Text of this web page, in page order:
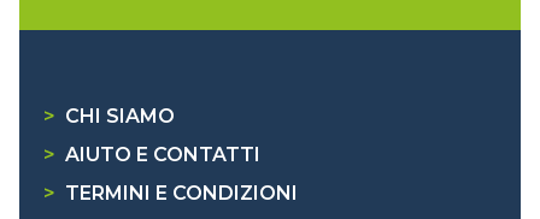
> CHI SIAMO
> AIUTO E CONTATTI
> TERMINI E CONDIZIONI